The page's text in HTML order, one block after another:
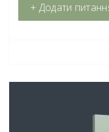
+ Додати